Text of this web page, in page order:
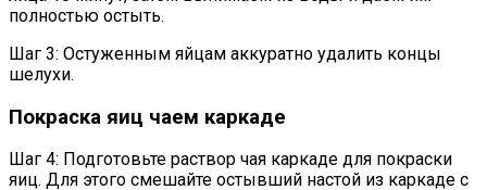
полностью остыть.
Шаг 3: Остуженным яйцам аккуратно удалить концы
шелухи.
Покраска яиц чаем каркаде
Шаг 4: Подготовьте раствор чая каркаде для покраски
яиц. Для этого смешайте остывший настой из каркаде с